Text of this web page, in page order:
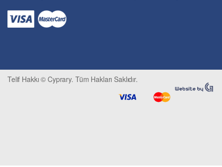
Kütüphane-Arşiv-Müze
Matematik ve İstatistik
Psikoloji-Psikiyatri
Sivil Savunma ve Afet Yönetimi
Telif Hakkı © Cyprary. Tüm Hakları Saklıdır.